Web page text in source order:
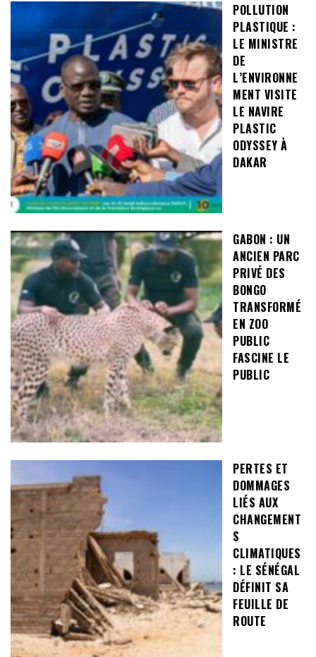
POLLUTION
PLASTIQUE :
LE MINISTRE
DE
L’ENVIRONNE
MENT VISITE
LE NAVIRE
PLASTIC
ODYSSEY À
DAKAR
GABON : UN
ANCIEN PARC
PRIVÉ DES
BONGO
TRANSFORMÉ
EN ZOO
PUBLIC
FASCINE LE
PUBLIC
PERTES ET
DOMMAGES
LIÉS AUX
CHANGEMENT
S
CLIMATIQUES
: LE SÉNÉGAL
DÉFINIT SA
FEUILLE DE
ROUTE